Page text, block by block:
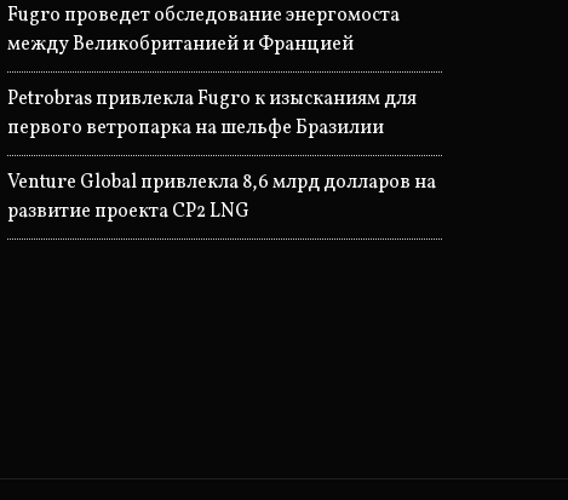
Fugro проведет обследование энергомоста
между Великобританией и Францией
Petrobras привлекла Fugro к изысканиям для
первого ветропарка на шельфе Бразилии
Venture Global привлекла 8,6 млрд долларов на
развитие проекта CP2 LNG